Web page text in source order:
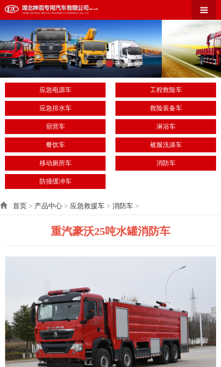
应急电源车 工程救险车
应急排水车 救险装备车
宿营车 淋浴车
餐饮车 被服洗涤车
移动厕所车 消防车
防撞缓冲车
首页 > 产品中心 > 应急救援车 > 消防车 >
重汽豪沃25吨水罐消防车